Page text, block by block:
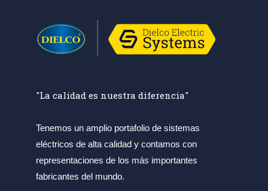
"La calidad es nuestra diferencia"
Tenemos un amplio portafolio de sistemas
eléctricos de alta calidad y contamos con
representaciones de los más importantes
fabricantes del mundo.